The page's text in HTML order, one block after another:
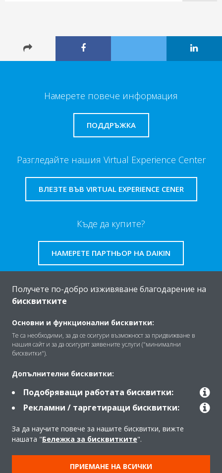
Намерете повече информация
ПОДДРЪЖКА
Разгледайте нашия Virtual Experience Center
ВЛЕЗТЕ ВЪВ VIRTUAL EXPERIENCE CENER
Къде да купите?
НАМЕРЕТЕ ПАРТНЬОР НА DAIKIN
Решения
Контакт
Продукти
Copyright © Daikin
Получете по-добро изживяване благодарение на
бисквитките
Основни и функционални бисквитки:
Те са необходими, за да се осигури възможност за придвижване в
нашия сайт и за да осигурят заявените услуги ("минимални
бисквитки").
Допълнителни бисквитки:
Подобряващи работата бисквитки:
Рекламни / таргетиращи бисквитки:
За да научите повече за нашите бисквитки, вижте
нашата "Бележка за бисквитките".
ПРИЕМАНЕ НА ВСИЧКИ